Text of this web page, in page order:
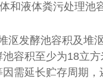
和液体粪污处理池
沤发酵池容积及堆
容积至少为18立
需延长贮存周期，